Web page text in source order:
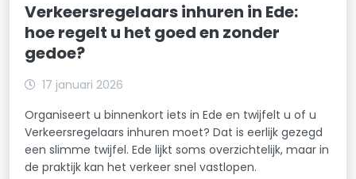
Verkeersregelaars inhuren in Ede:
hoe regelt u het goed en zonder
gedoe?
17 januari 2026
Organiseert u binnenkort iets in Ede en twijfelt u of u
Verkeersregelaars inhuren moet? Dat is eerlijk gezegd
een slimme twijfel. Ede lijkt soms overzichtelijk, maar in
de praktijk kan het verkeer snel vastlopen.